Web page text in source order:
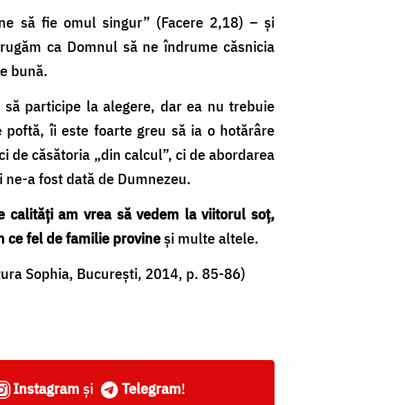
să fie omul singur” (Facere 2,18) – şi
ca Domnul să ne îndrume căsnicia
bună.
participe la alegere, dar ea nu trebuie
îi este foarte greu să ia o hotărâre
căsătoria „din calcul”, ci de abordarea
a fost dată de Dum­nezeu.
calităţi am vrea să vedem la viitorul soţ,
ce fel de familie provine şi multe altele.
Sophia, București, 2014, p. 85-86)
Instagram și Telegram!